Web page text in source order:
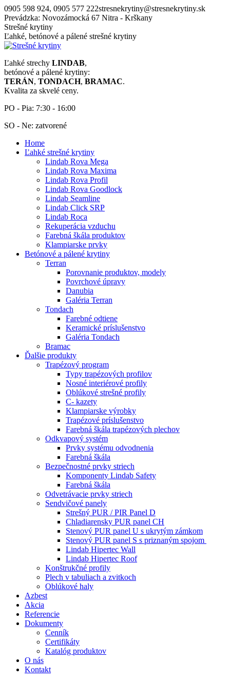
Skip
to
content
0905 598 924, 0905 577 222stresnekrytiny@stresnekrytiny.sk
Prevádzka: Novozámocká 67 Nitra - Krškany
Strešné krytiny
Ľahké, betónové a pálené strešné krytiny
Ľahké strechy LINDAB,
betónové a pálené krytiny:
TERÁN, TONDACH, BRAMAC.
Kvalita za skvelé ceny.
PO - Pia: 7:30 - 16:00
SO - Ne: zatvorené
Home
Ľahké strešné krytiny
Lindab Rova Mega
Lindab Rova Maxima
Lindab Rova Profil
Lindab Rova Goodlock
Lindab Seamline
Lindab Click SRP
Lindab Roca
Rekuperácia vzduchu
Farebná škála produktov
Klampiarske prvky
Betónové a pálené krytiny
Terran
Porovnanie produktov, modely
Povrchové úpravy
Danubia
Galéria Terran
Tondach
Farebné odtiene
Keramické príslušenstvo
Galéria Tondach
Bramac
Ďalšie produkty
Trapézový program
Typy trapézových profilov
Nosné interiérové profily
Oblúkové strešné profily
C- kazety
Klampiarske výrobky
Trapézové príslušenstvo
Farebná škála trapézových plechov
Odkvapový systém
Prvky systému odvodnenia
Farebná škála
Bezpečnostné prvky striech
Komponenty Lindab Safety
Farebná škála
Odvetrávacie prvky striech
Sendvičové panely
Strešný PUR / PIR Panel D
Chladiarensky PUR panel CH
Stenový PUR panel U s ukrytým zámkom
Stenový PUR panel S s priznaným spojom
Lindab Hipertec Wall
Lindab Hipertec Roof
Konštrukčné profily
Plech v tabuliach a zvitkoch
Oblúkové haly
Azbest
Akcia
Referencie
Dokumenty
Cenník
Certifikáty
Katalóg produktov
O nás
Kontakt